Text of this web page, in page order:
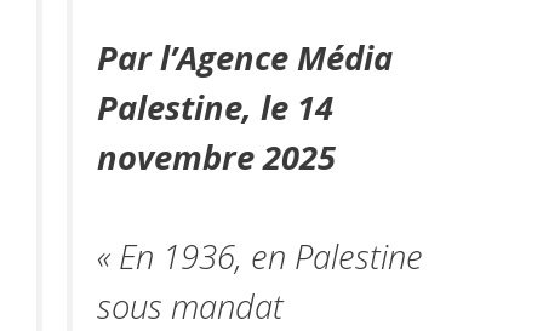
Par l’Agence Média
Palestine, le 14
novembre 2025
« En 1936, en Palestine
sous mandat